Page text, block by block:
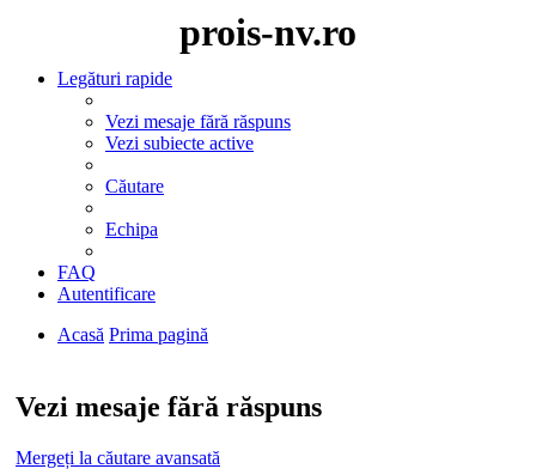
prois-nv.ro
Legături rapide
Vezi mesaje fără răspuns
Vezi subiecte active
Căutare
Echipa
FAQ
Autentificare
Acasă Prima pagină
Vezi mesaje fără răspuns
Mergeți la căutare avansată